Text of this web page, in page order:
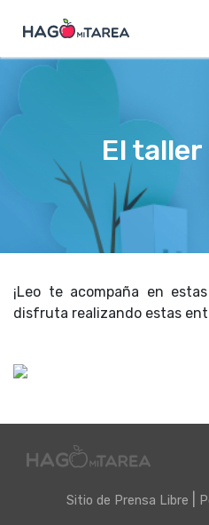
El taller
¡Leo te acompaña en
disfruta realizando estas
Sitio de Prensa Libre